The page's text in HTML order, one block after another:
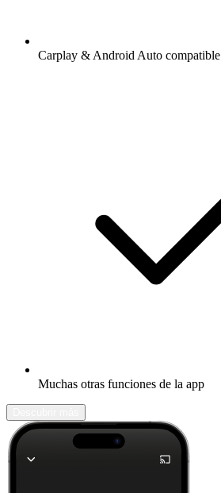
Carplay & Android Auto compatible
Muchas otras funciones de la app